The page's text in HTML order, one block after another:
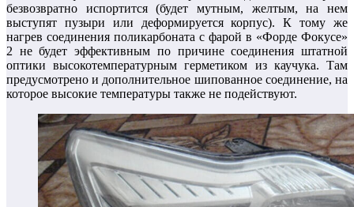
безвозвратно испортится (будет мутным, желтым, на нем
выступят пузыри или деформируется корпус). К тому же
нагрев соединения поликарбоната с фарой в «Форде Фокусе»
2 не будет эффективным по причине соединения штатной
оптики высокотемпературным герметиком из каучука. Там
предусмотрено и дополнительное шипованное соединение, на
которое высокие температуры также не подействуют.